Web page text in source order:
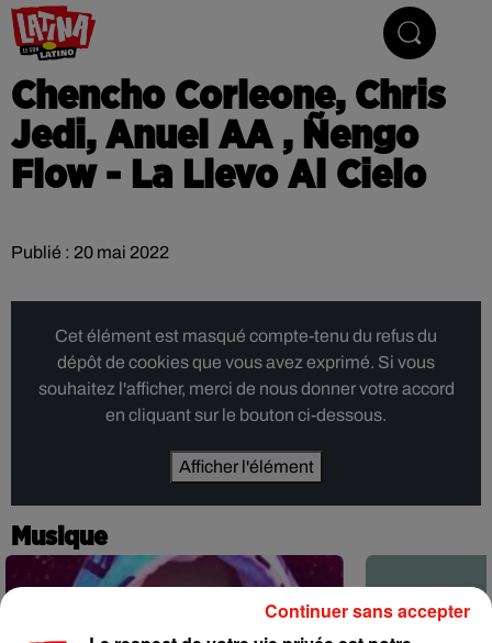
Chencho Corleone, Chris
Jedi, Anuel AA , Ñengo
Flow - La Llevo Al Cielo
Publié : 20 mai 2022
Cet élément est masqué compte-tenu du refus du
dépôt de cookies que vous avez exprimé. Si vous
souhaitez l'afficher, merci de nous donner votre accord
en cliquant sur le bouton ci-dessous.
Afficher l'élément
Musique
Continuer sans accepter